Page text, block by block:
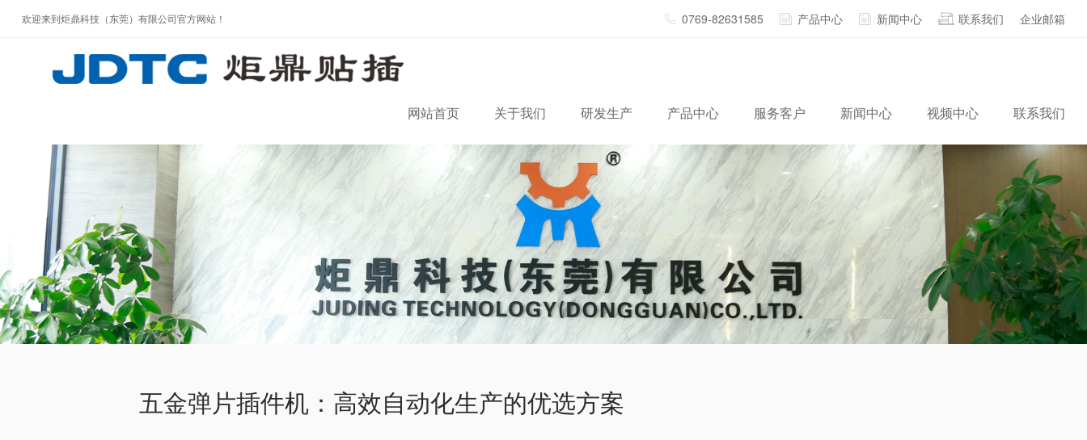
欢迎来到炬鼎科技（东莞）有限公司官方网站！ 0769-82631585 产品中心 新闻中心 联系我们 企业邮箱
网站首页 关于我们 研发生产 产品中心 服务客户 新闻中心 视频中心 联系我们
五金弹片插件机：高效自动化生产的优选方案